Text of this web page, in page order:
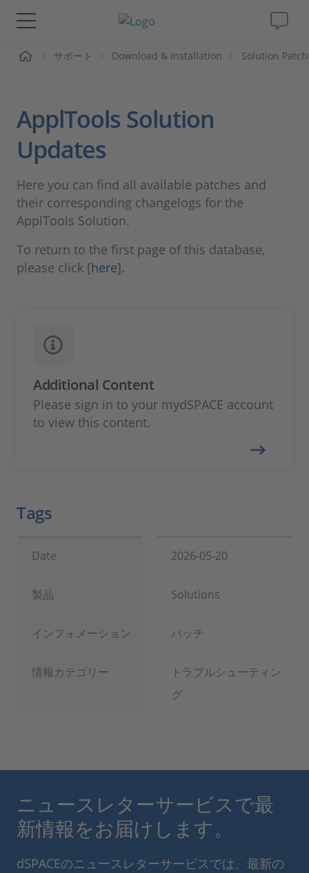
ソリューションと製品
動画
Magazine
企業情報
採用情報
サポート Download & Installation Solution
ApplTools Solution
Updates
Here you can find all available patches and
their corresponding changelogs for the
ApplTools Solution.
To return to the first page of this database,
please click [here].
Additional Content
Please sign in to your mydSPACE account
to view this content.
Tags
Date 2026-05-20
製品 Solutions
インフォメーション パッチ
情報カテゴリー
トラブルシューティン
グ
ニュースレターサービスで最
新情報をお届けします。
dSPACEのニュースレターサービスでは、最新の